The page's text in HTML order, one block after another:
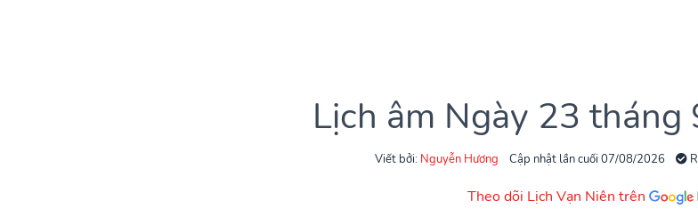
Lịch âm Ngày 23 tháng
Viết bởi: Nguyễn Hương Cập nhật lần cuối 07/08/2026
Theo dõi Lịch Vạn Niên trên